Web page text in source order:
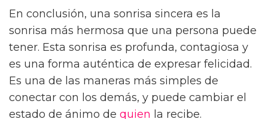
En conclusión, una sonrisa sincera es la
sonrisa más hermosa que una persona puede
tener. Esta sonrisa es profunda, contagiosa y
es una forma auténtica de expresar felicidad.
Es una de las maneras más simples de
conectar con los demás, y puede cambiar el
estado de ánimo de quien la recibe.